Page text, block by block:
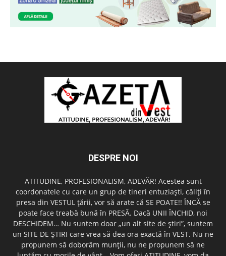
DESPRE NOI
ATITUDINE, PROFESIONALISM, ADEVĂR! Acestea sunt
coordonatele cu care un grup de tineri entuziaşti, căliţi în
presa din VESTUL ţării, vor să arate că SE POATE!! ÎNCĂ se
poate face treabă bună în PRESĂ. Dacă UNII ÎNCHID, noi
DESCHIDEM… Nu suntem doar „un alt site de ştiri”, suntem
un SITE DE ŞTIRI care vrea să dea ora exactă în VEST. Nu ne
propunem să doborâm munţii, nu ne propunem să ne